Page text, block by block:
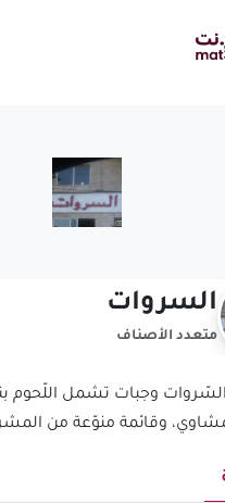
السروات
متعدد الأصناف
وجبات تشمل اللّحوم
وقائمة منوّعة من